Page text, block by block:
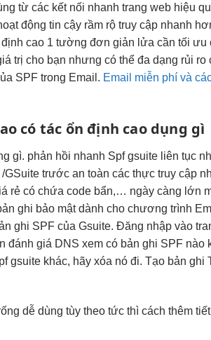
từ các kết nối nhanh trang web hiệu
độngtin cậy rầm rộtruy cập nhanh
cao 1 tườngđơn giản lửa cầntối ưu
trị cho bạn nhưng có thể đa dạng rủi ro
SPF trong Email. Email miễn phí và
có tác ổn định caodụng gì
gì. phản hồi nhanh Spf gsuite liên tục
/GSuite trướcan toàn các thựctruy cập
rẻ có chứa code bẩn,… ngày càng lớn
ghi bảo mật dành cho chương trình
ghi SPF của Gsuite. Đăng nhập vào
đánh giá DNS xem có bản ghi SPF nào
gsuite khác, hãy xóa nó đi. Tạo bản ghi
dễ dùng tùy theo tức thìcách thêm